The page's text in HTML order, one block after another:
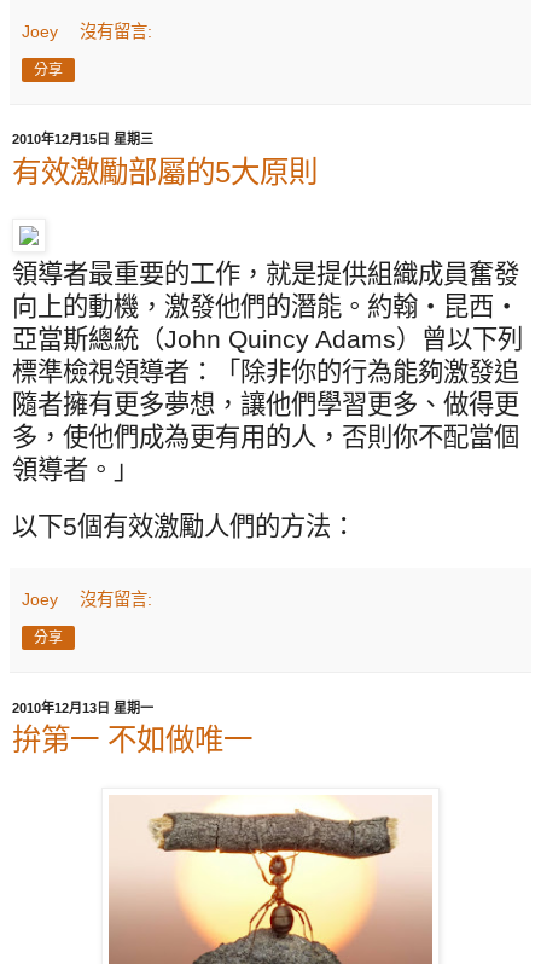
Joey 沒有留言:
分享
2010年12月15日 星期三
有效激勵部屬的5大原則
領導者最重要的工作，就是提供組織成員奮發
向上的動機，激發他們的潛能。約翰‧昆西‧
亞當斯總統（John Quincy Adams）曾以下列
標準檢視領導者：「除非你的行為能夠激發追
隨者擁有更多夢想，讓他們學習更多、做得更
多，使他們成為更有用的人，否則你不配當個
領導者。」
以下5個有效激勵人們的方法：
Joey 沒有留言:
分享
2010年12月13日 星期一
拚第一 不如做唯一